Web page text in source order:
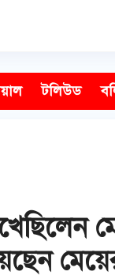
টলিউড